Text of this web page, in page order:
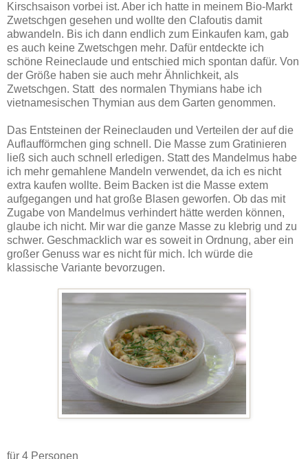
Kirschsaison vorbei ist. Aber ich hatte in meinem Bio-Markt
Zwetschgen gesehen und wollte den Clafoutis damit
abwandeln. Bis ich dann endlich zum Einkaufen kam, gab
es auch keine Zwetschgen mehr. Dafür entdeckte ich
schöne Reineclaude und entschied mich spontan dafür. Von
der Größe haben sie auch mehr Ähnlichkeit, als
Zwetschgen. Statt des normalen Thymians habe ich
vietnamesischen Thymian aus dem Garten genommen.
Das Entsteinen der Reineclauden und Verteilen der auf die
Auflaufförmchen ging schnell. Die Masse zum Gratinieren
ließ sich auch schnell erledigen. Statt des Mandelmus habe
ich mehr gemahlene Mandeln verwendet, da ich es nicht
extra kaufen wollte. Beim Backen ist die Masse extem
aufgegangen und hat große Blasen geworfen. Ob das mit
Zugabe von Mandelmus verhindert hätte werden können,
glaube ich nicht. Mir war die ganze Masse zu klebrig und zu
schwer. Geschmacklich war es soweit in Ordnung, aber ein
großer Genuss war es nicht für mich. Ich würde die
klassische Variante bevorzugen.
für 4 Personen